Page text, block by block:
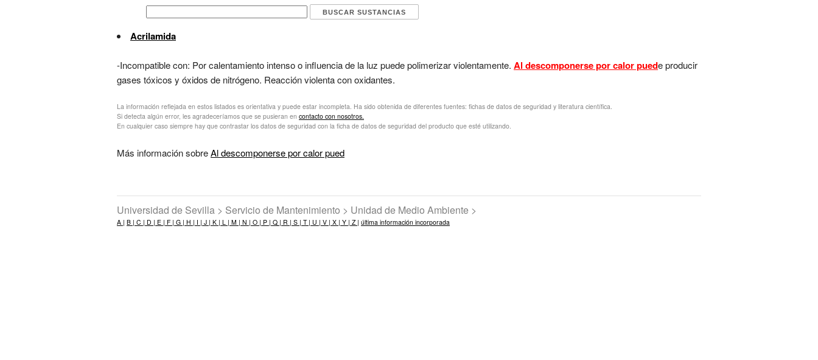
Acrilamida
-Incompatible con: Por calentamiento intenso o influencia de la luz puede polimerizar violentamente. Al descomponerse por calor puede producir
gases tóxicos y óxidos de nitrógeno. Reacción violenta con oxidantes.
La información reflejada en estos listados es orientativa y puede estar incompleta. Ha sido obtenida de diferentes fuentes: fichas de datos de seguridad y literatura científica.
Si detecta algún error, les agradeceríamos que se pusieran en contacto con nosotros.
En cualquier caso siempre hay que contrastar los datos de seguridad con la ficha de datos de seguridad del producto que esté utilizando.
Más información sobreAl descomponerse por calor pued
Universidad de Sevilla > Servicio de Mantenimiento > Unidad de Medio Ambiente >
A | B | C | D | E | F | G | H | I | J | K | L | M | N | O | P | Q | R | S | T | U | V | X | Y | Z | última información incorporada